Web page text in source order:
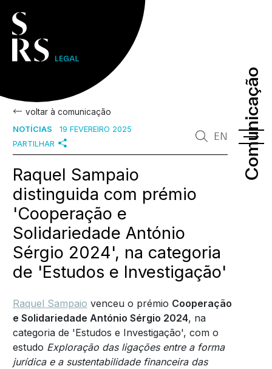
Comunicação
Comunicação
EN
voltar à comunicação
NOTÍCIAS
19 FEVEREIRO 2025
PARTILHAR
Raquel Sampaio
distinguida com prémio
'Cooperação e
Solidariedade António
Sérgio 2024', na categoria
de 'Estudos e Investigação'
Raquel Sampaio venceu o prémio Cooperação
e Solidariedade António Sérgio 2024, na
categoria de 'Estudos e Investigação', com o
estudo Exploração das ligações entre a forma
jurídica e a sustentabilidade financeira das